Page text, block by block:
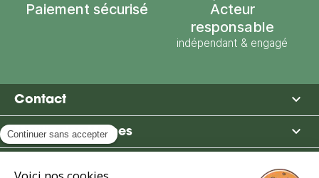
Paiement sécurisé
Acteur
responsable
indépendant & engagé
Contact 
Moulin des Moines 